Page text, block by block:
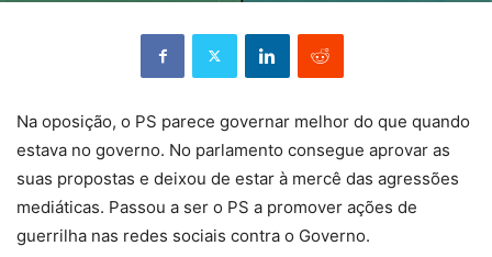
Na oposição, o PS parece governar melhor do que quando
estava no governo. No parlamento consegue aprovar as
suas propostas e deixou de estar à mercê das agressões
mediáticas. Passou a ser o PS a promover ações de
guerrilha nas redes sociais contra o Governo.